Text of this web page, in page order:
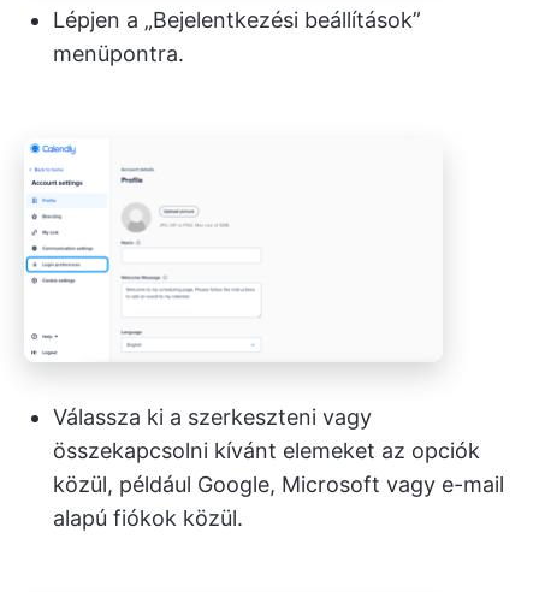
Lépjen a „Bejelentkezési beállítások”
menüpontra.
Válassza ki a szerkeszteni vagy
összekapcsolni kívánt elemeket az opciók
közül, például Google, Microsoft vagy e-mail
alapú fiókok közül.